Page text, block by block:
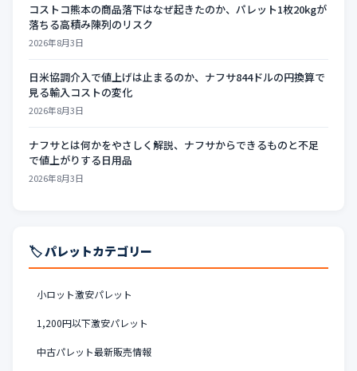
コストコ熊本の商品落下はなぜ起きたのか、パレット1枚20kgが
落ちる高積み陳列のリスク
2026年8月3日
日米協調介入で値上げは止まるのか、ナフサ844ドルの円換算で
見る輸入コストの変化
2026年8月3日
ナフサとは何かをやさしく解説、ナフサからできるものと不足
で値上がりする日用品
2026年8月3日
🏷️ パレットカテゴリー
小ロット激安パレット
1,200円以下激安パレット
中古パレット最新販売情報